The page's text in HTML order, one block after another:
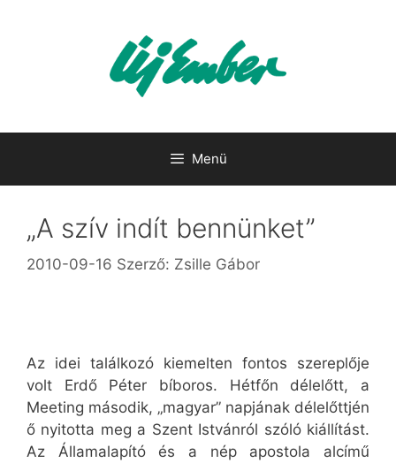
Menü
„A szív indít bennünket”
2010-09-16 Szerző: Zsille Gábor
Az idei találkozó kiemelten fontos szereplője
volt Erdő Péter bíboros. Hétfőn délelőtt, a
Meeting második, „magyar” napjának délelőttjén
ő nyitotta meg a Szent Istvánról szóló kiállítást.
Az Államalapító és a nép apostola alcímű